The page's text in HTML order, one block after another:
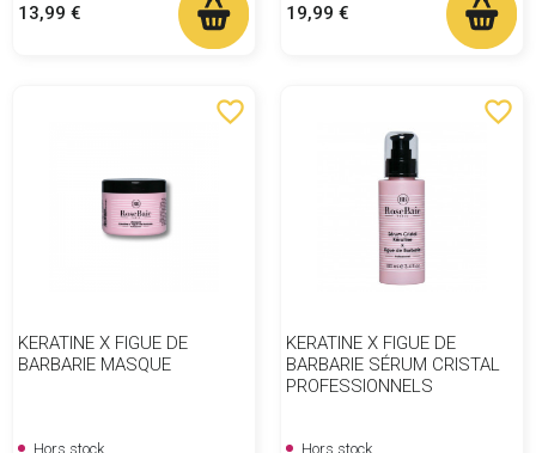
Prix
13,99 € Prix
19,99 €
favorite_border
KERATINE X FIGUE DE
BARBARIE MASQUE
Hors stock
favorite_border
KERATINE X FIGUE DE
BARBARIE SÉRUM CRISTAL
PROFESSIONNELS
Hors stock